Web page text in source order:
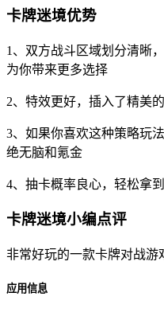
卡牌迷境优势
1、双方战斗区域划分清晰
为你带来更多选择
2、特效更好，插入了精美
3、如果你喜欢这种策略玩
绝无脑和氪金
4、抽卡概率良心，轻松拿
卡牌迷境小编点评
非常好玩的一款卡牌对战游
应用信息